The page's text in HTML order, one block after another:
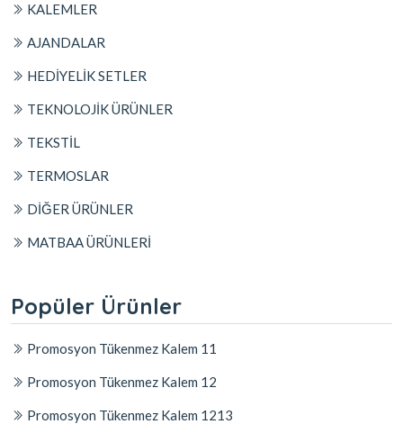
KALEMLER
AJANDALAR
HEDİYELİK SETLER
TEKNOLOJİK ÜRÜNLER
TEKSTİL
TERMOSLAR
DİĞER ÜRÜNLER
MATBAA ÜRÜNLERİ
Popüler Ürünler
Promosyon Tükenmez Kalem 11
Promosyon Tükenmez Kalem 12
Promosyon Tükenmez Kalem 1213